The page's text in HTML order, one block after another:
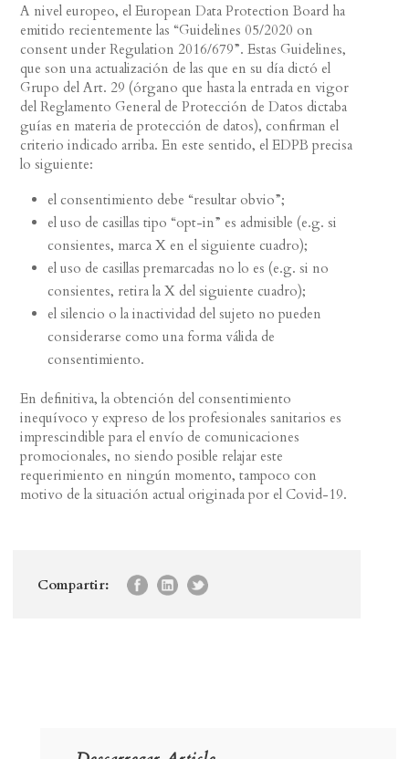
A nivel europeo, el European Data Protection Board ha
emitido recientemente las “Guidelines 05/2020 on
consent under Regulation 2016/679”. Estas Guidelines,
que son una actualización de las que en su día dictó el
Grupo del Art. 29 (órgano que hasta la entrada en vigor
del Reglamento General de Protección de Datos dictaba
guías en materia de protección de datos), confirman el
criterio indicado arriba. En este sentido, el EDPB precisa
lo siguiente:
el consentimiento debe “resultar obvio”;
el uso de casillas tipo “opt-in” es admisible (e.g. si
consientes, marca X en el siguiente cuadro);
el uso de casillas premarcadas no lo es (e.g. si no
consientes, retira la X del siguiente cuadro);
el silencio o la inactividad del sujeto no pueden
considerarse como una forma válida de
consentimiento.
En definitiva, la obtención del consentimiento
inequívoco y expreso de los profesionales sanitarios es
imprescindible para el envío de comunicaciones
promocionales, no siendo posible relajar este
requerimiento en ningún momento, tampoco con
motivo de la situación actual originada por el Covid-19.
Compartir: